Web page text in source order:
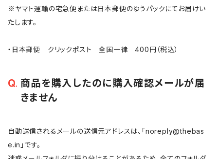
※ヤマト運輸の宅急便または日本郵便のゆうパックにてお届けい
たします。
・日本郵便 クリックポスト 全国一律 400円（税込）
商品を購入したのに購入確認メールが届
きません
自動送信されるメールの送信元アドレスは、「noreply@thebas
e.in 」です。